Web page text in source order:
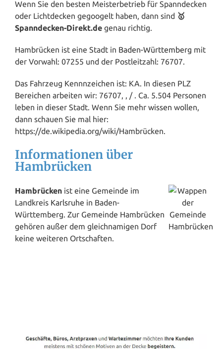
Wenn Sie den besten Meisterbetrieb für Spanndecken
oder Lichtdecken gegoogelt haben, dann sind 🥇
Spanndecken-Direkt.de genau richtig.
Hambrücken ist eine Stadt in Baden-Württemberg mit
der Vorwahl: 07255 und der Postleitzahl: 76707.
Das Fahrzeug Kennnzeichen ist: KA. In diesen PLZ
Bereichen arbeiten wir: 76707, , / . Ca. 5.504 Personen
leben in dieser Stadt. Wenn Sie mehr wissen wollen,
dann schauen Sie mal hier:
https://de.wikipedia.org/wiki/Hambrücken.
Informationen über
Hambrücken
Hambrücken ist eine Gemeinde im
Landkreis Karlsruhe in Baden-
Württemberg. Zur Gemeinde Hambrücken
gehören außer dem gleichnamigen Dorf
keine weiteren Ortschaften.